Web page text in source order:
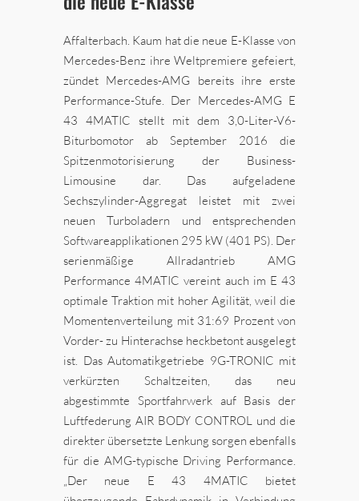
Affalterbach. Kaum hat die neue E-Klasse von
Mercedes-Benz ihre Weltpremiere gefeiert,
zündet Mercedes-AMG bereits ihre erste
Performance-Stufe. Der Mercedes-AMG E
43 4MATIC stellt mit dem 3,0-Liter-V6-
Biturbomotor ab September 2016 die
Spitzenmotorisierung der Business-
Limousine dar. Das aufgeladene
Sechszylinder-Aggregat leistet mit zwei
neuen Turboladern und entsprechenden
Softwareapplikationen 295 kW (401 PS). Der
serienmäßige Allradantrieb AMG
Performance 4MATIC vereint auch im E 43
optimale Traktion mit hoher Agilität, weil die
Momentenverteilung mit 31:69 Prozent von
Vorder- zu Hinterachse heckbetont ausgelegt
ist. Das Automatikgetriebe 9G-TRONIC mit
verkürzten Schaltzeiten, das neu
abgestimmte Sportfahrwerk auf Basis der
Luftfederung AIR BODY CONTROL und die
direkter übersetzte Lenkung sorgen ebenfalls
für die AMG-typische Driving Performance.
„Der neue E 43 4MATIC bietet